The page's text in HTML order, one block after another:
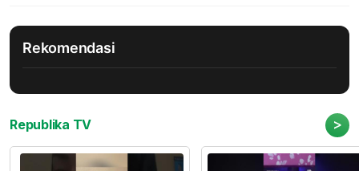
Rekomendasi
Republika TV >